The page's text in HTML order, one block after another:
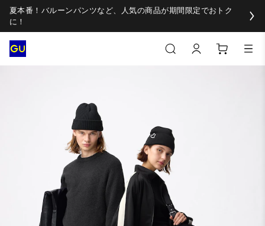
夏本番！バルーンパンツなど、人気の商品が期間限定でおトク
に！